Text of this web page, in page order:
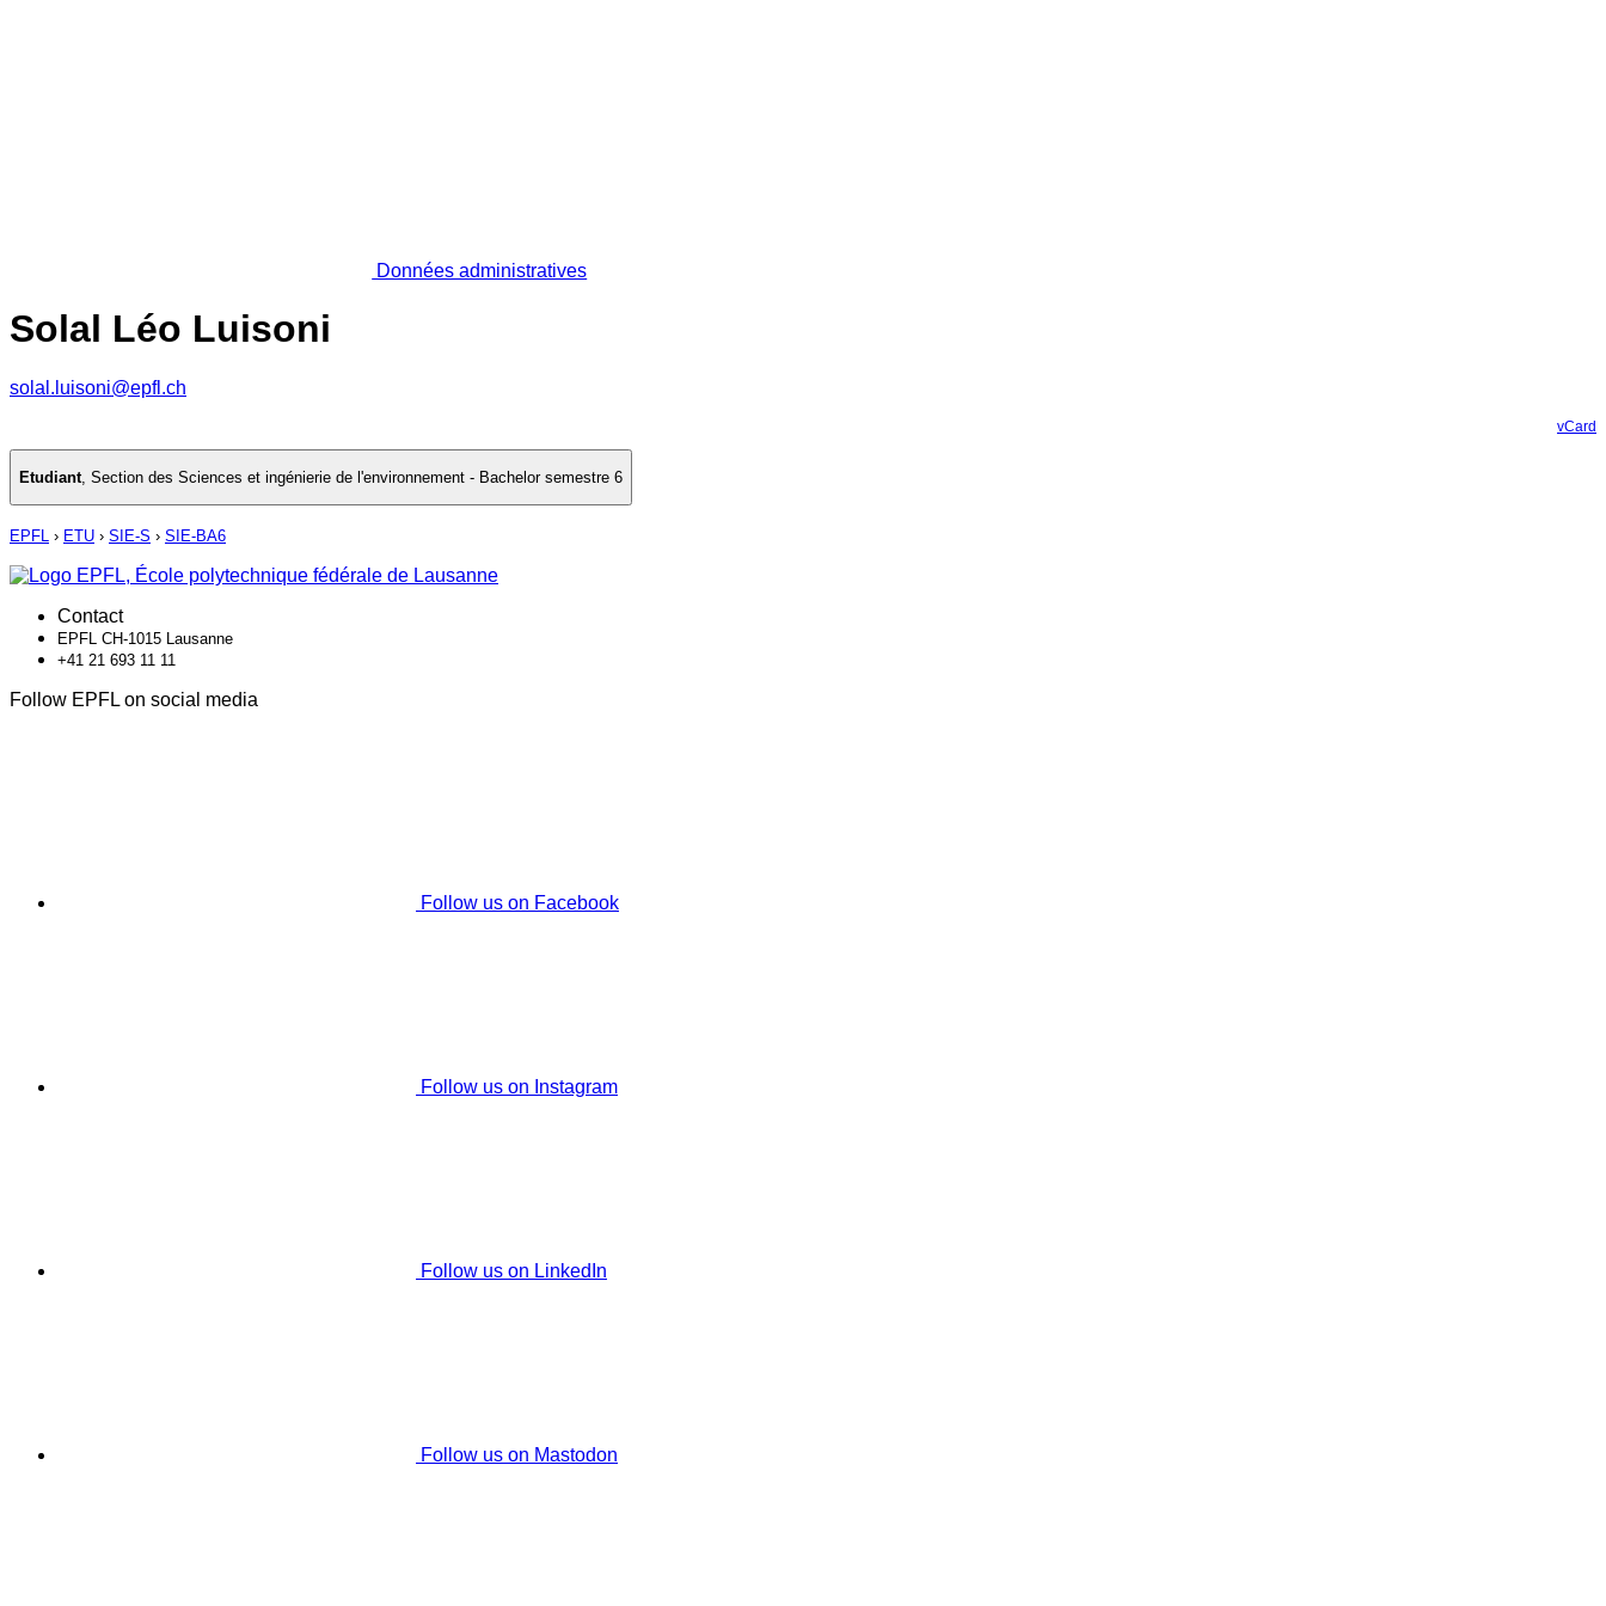
Données administratives
Solal Léo Luisoni
solal.luisoni@epfl.ch
vCard
Etudiant, Section des Sciences et ingénierie de l'environnement - Bachelor semestre 6
EPFL › ETU › SIE-S › SIE-BA6
Contact
EPFL CH-1015 Lausanne
+41 21 693 11 11
Follow EPFL on social media
Follow us on Facebook
Follow us on Instagram
Follow us on LinkedIn
Follow us on Mastodon